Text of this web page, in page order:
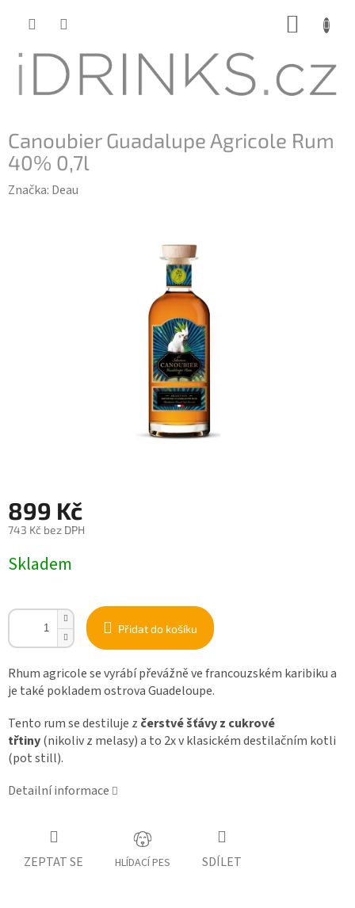
Canoubier Guadalupe Agricole Rum
40% 0,7l
Značka: Deau
899 Kč
743 Kč bez DPH
cena:
Skladem
Přidat do košíku
Rhum agricole se vyrábí převážně ve francouzském karibiku a
je také pokladem ostrova Guadeloupe.
Tento rum se destiluje z čerstvé šťávy z cukrové
třtiny(nikoliv z melasy) a to 2x v klasickém destilačním kotli
(pot still).
Detailní informace
ZEPTAT SE HLÍDACÍ PES SDÍLET